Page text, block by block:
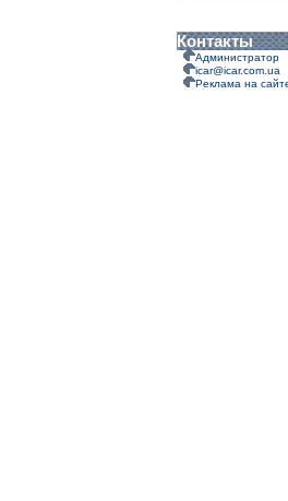
Контакты
Администратор
icar@icar.com.ua
Реклама на